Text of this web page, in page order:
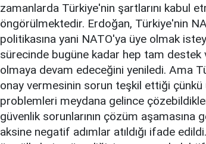
zamanlarda Türkiye'nin şartlarını kabul
öngörülmektedir. Erdoğan, Türkiye'nin
politikasına yani NATO'ya üye olmak
sürecinde bugüne kadar hep tam
olmaya devam edeceğini yeniledi. Ama
onay vermesinin sorun teşkil ettiği çünkü
problemleri meydana gelince
güvenlik sorunlarının çözüm
aksine negatif adımlar atıldığı ifade